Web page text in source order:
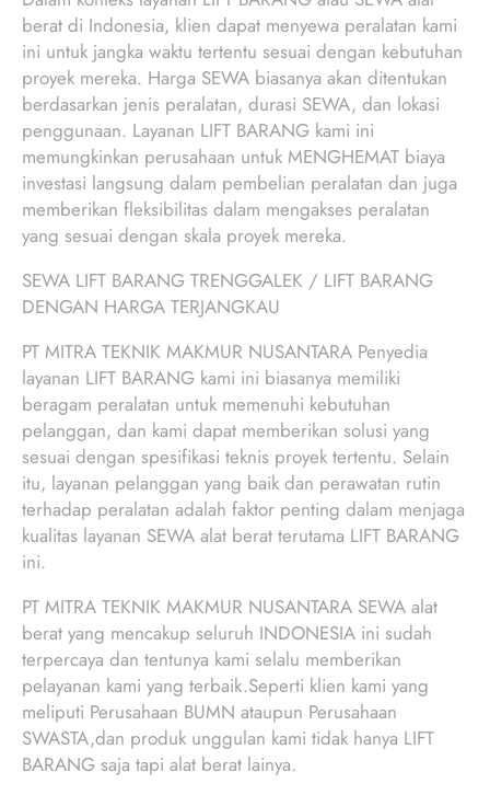
berat di Indonesia, klien dapat menyewa peralatan kami
ini untuk jangka waktu tertentu sesuai dengan kebutuhan
proyek mereka. Harga SEWA biasanya akan ditentukan
berdasarkan jenis peralatan, durasi SEWA, dan lokasi
penggunaan. Layanan LIFT BARANG kami ini
memungkinkan perusahaan untuk MENGHEMAT biaya
investasi langsung dalam pembelian peralatan dan juga
memberikan fleksibilitas dalam mengakses peralatan
yang sesuai dengan skala proyek mereka.
SEWA LIFT BARANG TRENGGALEK / LIFT BARANG
DENGAN HARGA TERJANGKAU
PT MITRA TEKNIK MAKMUR NUSANTARA Penyedia
layanan LIFT BARANG kami ini biasanya memiliki
beragam peralatan untuk memenuhi kebutuhan
pelanggan, dan kami dapat memberikan solusi yang
sesuai dengan spesifikasi teknis proyek tertentu. Selain
itu, layanan pelanggan yang baik dan perawatan rutin
terhadap peralatan adalah faktor penting dalam menjaga
kualitas layanan SEWA alat berat terutama LIFT BARANG
ini.
PT MITRA TEKNIK MAKMUR NUSANTARA SEWA alat
berat yang mencakup seluruh INDONESIA ini sudah
terpercaya dan tentunya kami selalu memberikan
pelayanan kami yang terbaik.Seperti klien kami yang
meliputi Perusahaan BUMN ataupun Perusahaan
SWASTA,dan produk unggulan kami tidak hanya LIFT
BARANG saja tapi alat berat lainya.